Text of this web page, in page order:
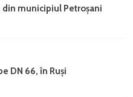
municipiul Petroșani
DN 66, în Ruși